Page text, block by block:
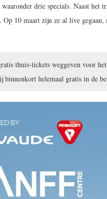
waaronder drie specials. Naast
Op 10 maart zijn ze al live
thuis-tickets weggeven voor
binnenkort helemaal gratis in de